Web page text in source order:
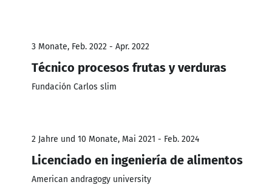
3 Monate, Feb. 2022 - Apr. 2022
Técnico procesos frutas y verduras
Fundación Carlos slim
2 Jahre und 10 Monate, Mai 2021 - Feb. 2024
Licenciado en ingeniería de alimentos
American andragogy university